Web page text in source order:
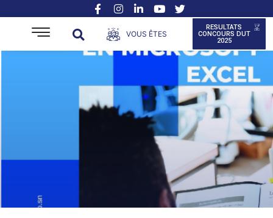
VOUS ÊTES
RESULTATS
CONCOURS DUT
2025